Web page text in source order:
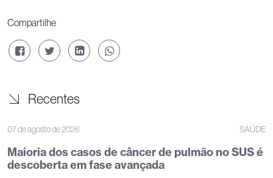
Compartilhe
Recentes
07 de agosto de 2026 SAÚDE
Maioria dos casos de câncer de pulmão no SUS é
descoberta em fase avançada